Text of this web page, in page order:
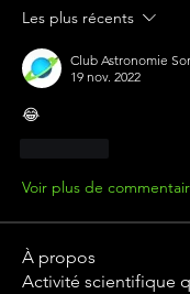
Les plus récents
Club Astronomie
19 nov. 2022
😂
Voir plus de
À propos
Activité scientifique